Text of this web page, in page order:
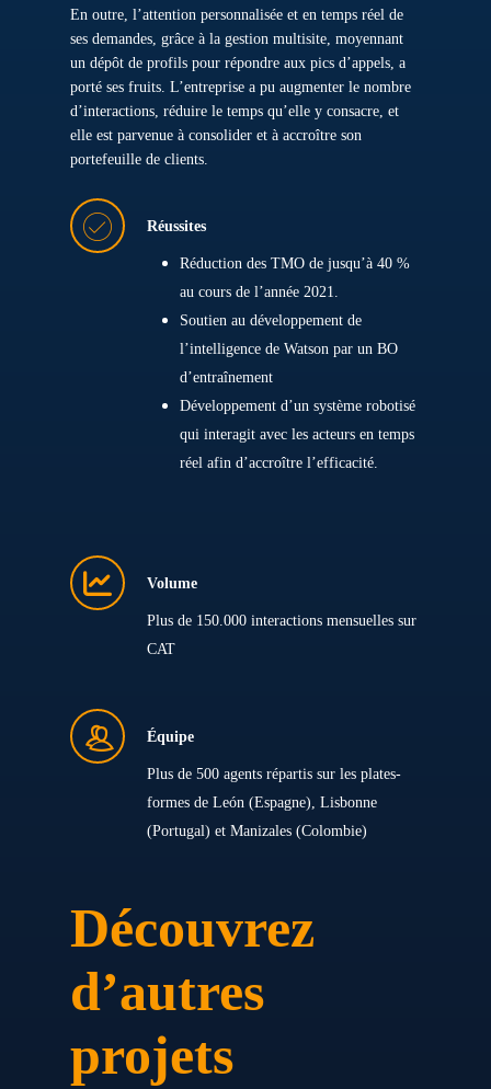
En outre, l’attention personnalisée et en temps réel de
ses demandes, grâce à la gestion multisite, moyennant
un dépôt de profils pour répondre aux pics d’appels, a
porté ses fruits. L’entreprise a pu augmenter le nombre
d’interactions, réduire le temps qu’elle y consacre, et
elle est parvenue à consolider et à accroître son
portefeuille de clients.
Réussites
Réduction des TMO de jusqu’à 40 %
au cours de l’année 2021.
Soutien au développement de
l’intelligence de Watson par un BO
d’entraînement
Développement d’un système robotisé
qui interagit avec les acteurs en temps
réel afin d’accroître l’efficacité.
Volume
Plus de 150.000 interactions mensuelles sur
CAT
Équipe
Plus de 500 agents répartis sur les plates-
formes de León (Espagne), Lisbonne
(Portugal) et Manizales (Colombie)
Découvrez
d’autres
projets